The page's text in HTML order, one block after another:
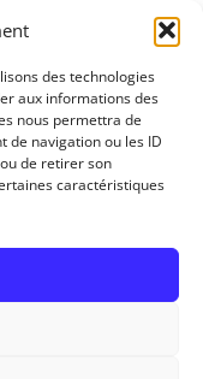
des technologies
aux informations des
nous permettra de
de navigation ou les ID
de retirer son
caractéristiques